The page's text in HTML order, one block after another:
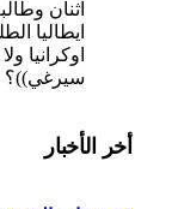
اثنان
ايطاليا
اوكرانيا
سيرغي))؟
أخر الأخبار